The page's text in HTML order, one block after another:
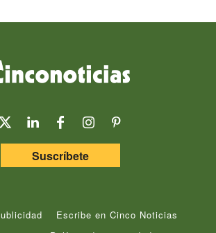
Suscríbete
Escribe en Cinco Noticias